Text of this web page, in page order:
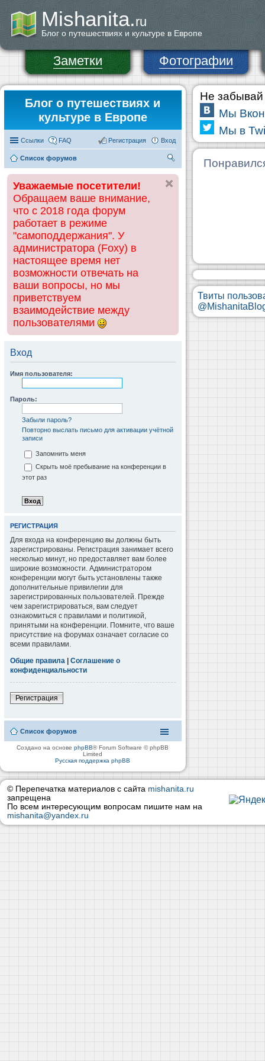
Mishanita.ru
Блог о путешествиях и культуре в Европе
Заметки Фотографии
Блог о путешествиях и
культуре в Европе
Ссылки FAQ Вход
Регистрация
Список форумов
ск
Уважаемые посетители!
Обращаем ваше внимание,
что с 2018 года форум
работает в режиме
"самоподдержания". У
администратора (Foxy) в
настоящее время нет
возможности отвечать на
ваши вопросы, но мы
приветствуем
взаимодействие между
пользователями
Вход
Имя пользователя:
Пароль:
Забыли пароль?
Повторно выслать письмо для активации учётной
записи
Запомнить меня
Скрыть моё пребывание на конференции в
этот раз
РЕГИСТРАЦИЯ
Для входа на конференцию вы должны быть
зарегистрированы. Регистрация занимает всего
несколько минут, но предоставляет вам более
широкие возможности. Администратором
конференции могут быть установлены также
дополнительные привилегии для
зарегистрированных пользователей. Прежде
чем зарегистрироваться, вам следует
ознакомиться с правилами и политикой,
принятыми на конференции. Помните, что ваше
присутствие на форумах означает согласие со
всеми правилами.
Общие правила | Соглашение о
конфиденциальности
Регистрация
Список форумов
Создано на основеphpBB® Forum Software © phpBB
Limited
Русская поддержка phpBB
Не забывай
Мы
Мы в
Твиты
© Перепечатка материалов с сайта mishanita.ru
запрещена
По всем интересующим вопросам пишите нам на
mishanita@yandex.ru